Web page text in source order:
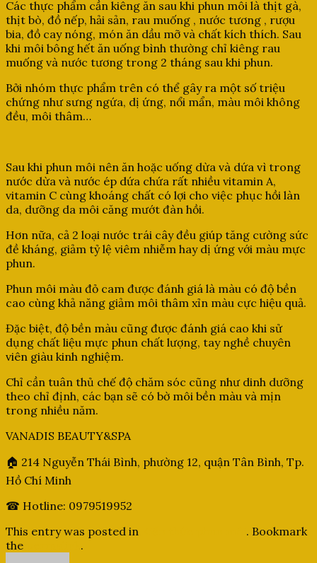
Các thực phẩm cần kiêng ăn sau khi phun môi là thịt gà,
thịt bò, đồ nếp, hải sản, rau muống , nước tương , rượu
bia, đồ cay nóng, món ăn dầu mỡ và chất kích thích. Sau
khi môi bông hết ăn uống bình thường chỉ kiêng rau
muống và nước tương trong 2 tháng sau khi phun.
Bởi nhóm thực phẩm trên có thể gây ra một số triệu
chứng như sưng ngứa, dị ứng, nổi mẩn, màu môi không
đều, môi thâm…
Sau khi phun môi nên ăn hoặc uống dừa và dứa vì trong
nước dừa và nước ép dứa chứa rất nhiều vitamin A,
vitamin C cùng khoáng chất có lợi cho việc phục hồi làn
da, dưỡng da môi căng mướt đàn hồi.
Hơn nữa, cả 2 loại nước trái cây đều giúp tăng cường sức
đề kháng, giảm tỷ lệ viêm nhiễm hay dị ứng với màu mực
phun.
Phun môi màu đỏ cam được đánh giá là màu có độ bền
cao cùng khả năng giảm môi thâm xỉn màu cực hiệu quả.
Đặc biệt, độ bền màu cũng được đánh giá cao khi sử
dụng chất liệu mực phun chất lượng, tay nghề chuyên
viên giàu kinh nghiệm.
Chỉ cần tuân thủ chế độ chăm sóc cũng như dinh dưỡng
theo chỉ định, các bạn sẽ có bờ môi bền màu và mịn
trong nhiều năm.
VANADIS BEAUTY&SPA
🏠 214 Nguyễn Thái Bình, phường 12, quận Tân Bình, Tp.
Hồ Chí Minh
☎ Hotline: 0979519952
This entry was posted in
. Bookmark
the
.